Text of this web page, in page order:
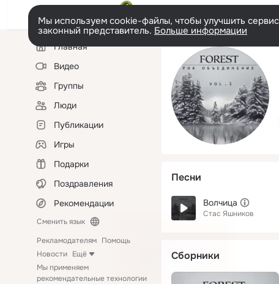
Мы используем cookie-файлы, чтобы улучшить
законный представитель. Больше информации
Левая
колонкаГлавная
Видео
Группы
Люди
Публикации
Игры
Подарки
Поздравления
Рекомендации
Сменить язык
Рекламодателям Помощь
Новости Ещё
Мы применяем
рекомендательные технологии
Песни
Волчица
Стас Яшников
Сборники